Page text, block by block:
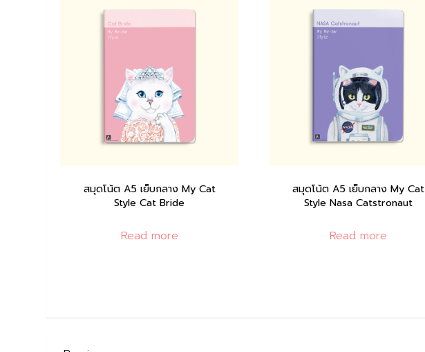
สมุดโน้ต A5 เย็บกลาง My Cat
Style Cat Bride
Read more
สมุดโน้ต A5 เย็บกลาง My Cat
Style Nasa Catstronaut
Read more